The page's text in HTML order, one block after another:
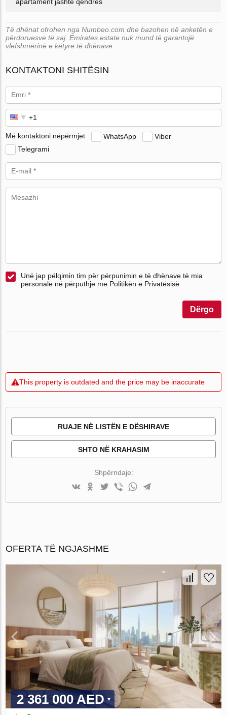
Të dhënat ofrohen nga Numbeo.com dhe bazohen në anketën e
përdoruesve të saj. Emirates.estate nuk mund të garantojë
vlefshmërinë e këtyre të dhënave.
KONTAKTONI SHITËSIN
Më kontaktoni nëpërmjet WhatsApp
Viber
Telegrami
Unë jap pëlqimin tim për përpunimin e të dhënave të mia
personale në përputhje me Politikën e Privatësisë
Dërgo
This property is outdated and the price may be inaccurate
RUAJE NË LISTËN E DËSHIRAVE
SHTO NË KRAHASIM
Shpërndaje:
OFERTA TË NGJASHME
2 361 000 AED